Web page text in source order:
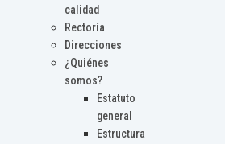
calidad
Rectoría
Direcciones
¿Quiénes
somos?
Estatuto
general
Estructura